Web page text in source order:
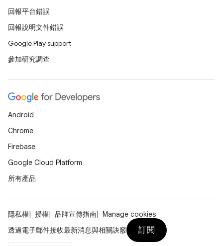
回報平台錯誤
回報說明文件錯誤
Google Play support
參加研究調查
Android
Chrome
Firebase
Google Cloud Platform
所有產品
隱私權 授權 品牌宣傳指南
Manage cookies
透過電子郵件接收最新消息與相關訣竅
訂閱